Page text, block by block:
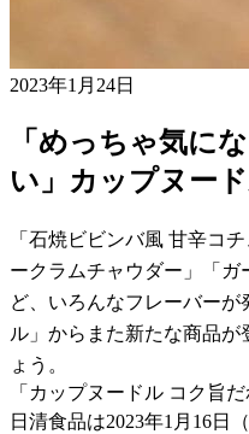
2023年1月24日
「めっちゃ気に
い」カップヌー
「石焼ビビンバ風 甘辛コ
ークラムチャウダー」「
ど、いろんなフレーバー
ル」からまた新たな商品
ょう。
「カップヌードル コク旨
日清食品は2023年1月16日